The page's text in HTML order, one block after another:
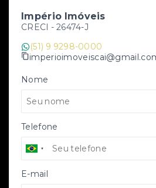
Império Imóveis
CRECI - 26474-J
(51) 9 9298-0000
Nome
Telefone
E-mail